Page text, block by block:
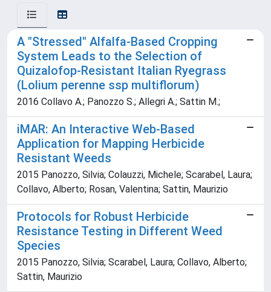
A "Stressed" Alfalfa-Based Cropping
System Leads to the Selection of
Quizalofop-Resistant Italian Ryegrass
(Lolium perenne ssp multiflorum)
2016 Collavo A.; Panozzo S.; Allegri A.; Sattin M.;
iMAR: An Interactive Web-Based
Application for Mapping Herbicide
Resistant Weeds
2015 Panozzo, Silvia; Colauzzi, Michele; Scarabel, Laura;
Collavo, Alberto; Rosan, Valentina; Sattin, Maurizio
Protocols for Robust Herbicide
Resistance Testing in Different Weed
Species
2015 Panozzo, Silvia; Scarabel, Laura; Collavo, Alberto;
Sattin, Maurizio